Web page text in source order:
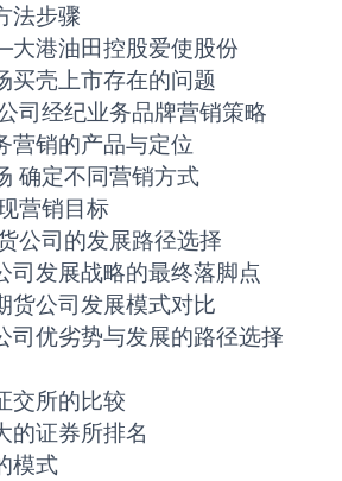
法步骤
港油田控股爱使股份
买壳上市存在的问题
司经纪业务品牌营销策略
营销的产品与定位
确定不同营销方式
营销目标
公司的发展路径选择
司发展战略的最终落脚点
货公司发展模式对比
司优劣势与发展的路径选择
交所的比较
的证券所排名
模式